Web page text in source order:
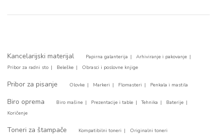
Kancelarijski materijal Papirna galanterija
Arhiviranje i pakovanje
Pribor za radni sto
Beleške Obrasci i poslovne knjige
Pribor za pisanje Olovke Markeri Flomasteri Penkala i mastila
Biro oprema Biro mašine Prezentacije i table Tehnika
Baterije
Koričenje
Toneri za štampače Kompatibilni toneri Originalni toneri